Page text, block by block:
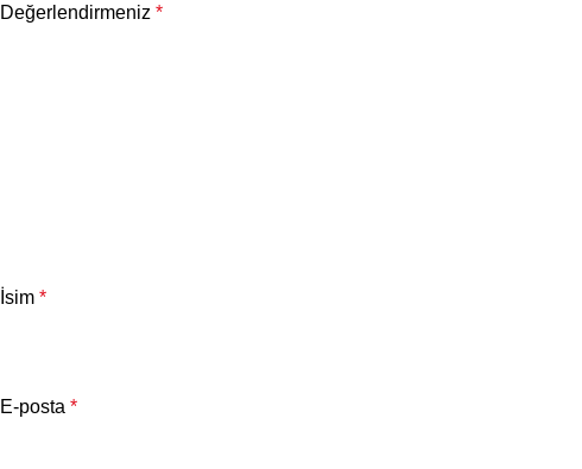
Değerlendirmeniz *
İsim *
E-posta *